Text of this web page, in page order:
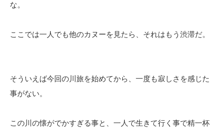
な。
ここでは一人でも他のカヌーを見たら、それはもう渋滞だ。
そういえば今回の川旅を始めてから、一度も寂しさを感じた
事がない。
この川の懐がでかすぎる事と、一人で生きて行く事で精一杯